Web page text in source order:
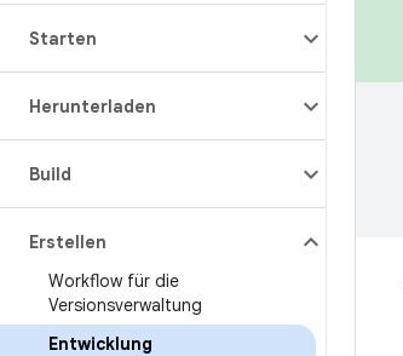
Starten
Herunterladen
Build
Erstellen
Workflow für die
Versionsverwaltung
Entwicklung